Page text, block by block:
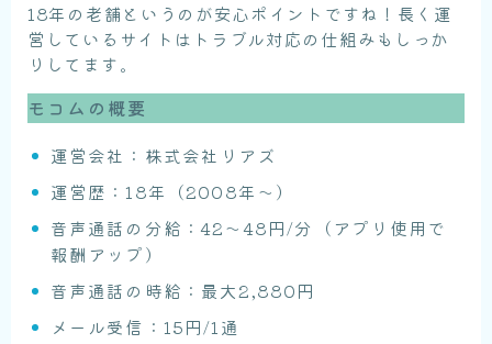
18年の老舗というのが安心ポイントですね！長く運
営しているサイトはトラブル対応の仕組みもしっか
りしてます。
モコムの概要
運営会社：株式会社リアズ
運営歴：18年（2008年〜）
音声通話の分給：42〜48円/分（アプリ使用で
報酬アップ）
音声通話の時給：最大2,880円
メール受信：15円/1通